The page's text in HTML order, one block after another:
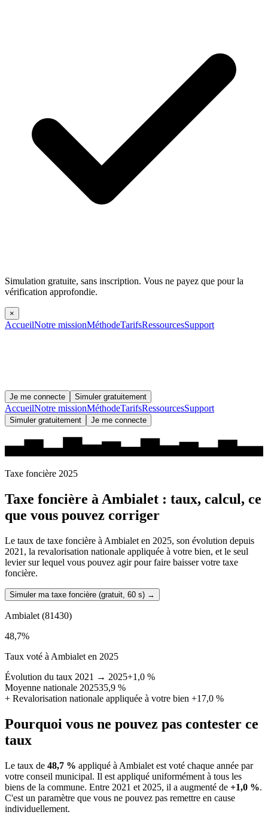
Simulation gratuite, sans inscription. Vous ne payez que pour la
vérification approfondie.
×
AccueilNotre missionMéthodeTarifsRessourcesSupport
Je me connecte Simuler gratuitement
AccueilNotre missionMéthodeTarifsRessourcesSupport
Simuler gratuitement Je me connecte
Taxe foncière 2025
Taxe foncière àAmbialet : taux, calcul, ce
que vous pouvez corriger
Le taux de taxe foncière à Ambialet en 2025, son évolution depuis
2021, la revalorisation nationale appliquée à votre bien, et le seul
levier sur lequel vous pouvez agir pour faire baisser votre taxe
foncière.
Simuler ma taxe foncière (gratuit, 60 s) →
Ambialet (81430)
48,7%
Taux voté à Ambialet en 2025
Évolution du taux 2021 → 2025+1,0 %
Moyenne nationale 202535,9 %
+ Revalorisation nationale appliquée à votre bien +17,0 %
Pourquoi vous ne pouvez pas contester ce
taux
Le taux de 48,7 % appliqué à Ambialet est voté chaque année par
votre conseil municipal. Il est appliqué uniformément à tous les
biens de la commune. Entre 2021 et 2025, il a augmenté de +1,0 %.
C'est un paramètre que vous ne pouvez pas remettre en cause
individuellement.